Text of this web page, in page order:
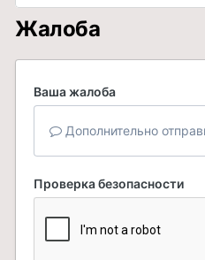
Жалоба
Ваша жалоба
Дополнительно
Проверка безопасности